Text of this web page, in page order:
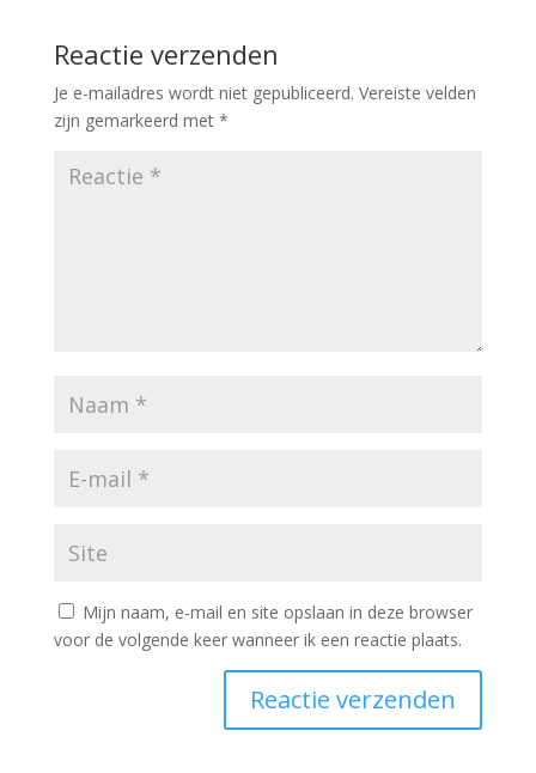
Reactie verzenden
Je e-mailadres wordt niet gepubliceerd. Vereiste velden
zijn gemarkeerd met *
Mijn naam, e-mail en site opslaan in deze browser
voor de volgende keer wanneer ik een reactie plaats.